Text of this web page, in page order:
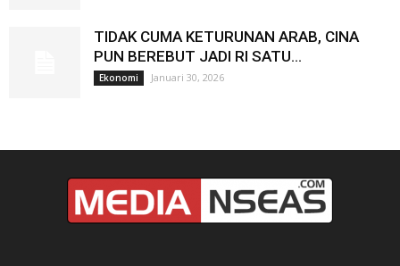
TIDAK CUMA KETURUNAN ARAB, CINA
PUN BEREBUT JADI RI SATU…
Ekonomi Januari 30, 2026